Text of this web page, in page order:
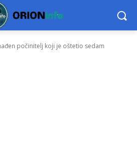
počinitelj koji je oštetio sedam